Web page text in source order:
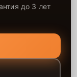
до 3 лет